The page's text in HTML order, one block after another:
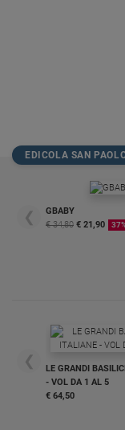
EDICOLA SAN
❮
GBABY
€ 34,80 € 21,90
❮
LE GRANDI
- VOL DA 1 AL 5
€ 64,50